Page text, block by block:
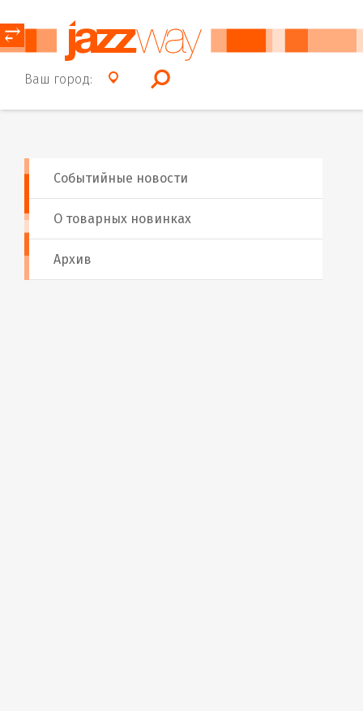
Ваш город:
⥂
Событийные новости
О товарных новинках
Архив